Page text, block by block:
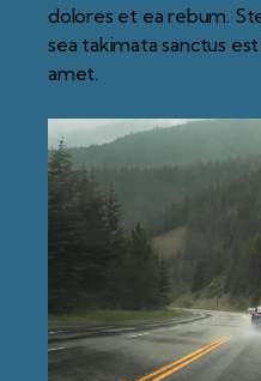
dolores et ea rebum.
sea takimata sanctus
amet.